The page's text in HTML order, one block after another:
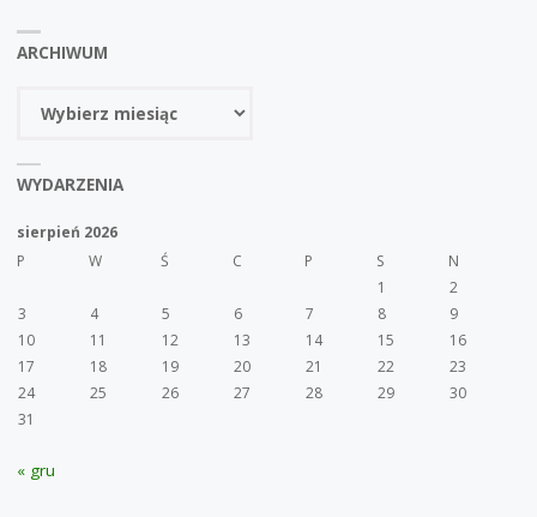
ARCHIWUM
WYDARZENIA
sierpień 2026
P
W Ś C P S
N
1
2
3
4 5 6 7 8
9
10
11 12 13 14 15
16
17
18 19 20 21 22
23
24
25 26 27 28 29
30
31
« gru